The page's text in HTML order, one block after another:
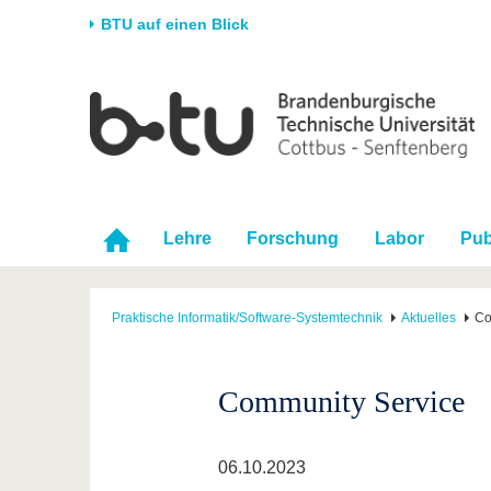
BTU auf einen Blick
Universität
Karriere & Engagement
Partnerschaften &
Strukturwandel
Forschung
Förderung
Wissenschaftlicher
Nachwuchs
Im
Lehre Forschung Labor
Praktische Informatik/Software-Systemtechnik Aktuelles
Community Service
06.10.2023